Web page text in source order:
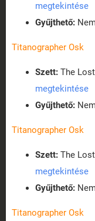
megtekintése
Gyűjthető:
Titanographer Osk
Szett: The
megtekintése
Gyűjthető:
Titanographer Osk
Szett: The
megtekintése
Gyűjthető:
Titanographer Osk